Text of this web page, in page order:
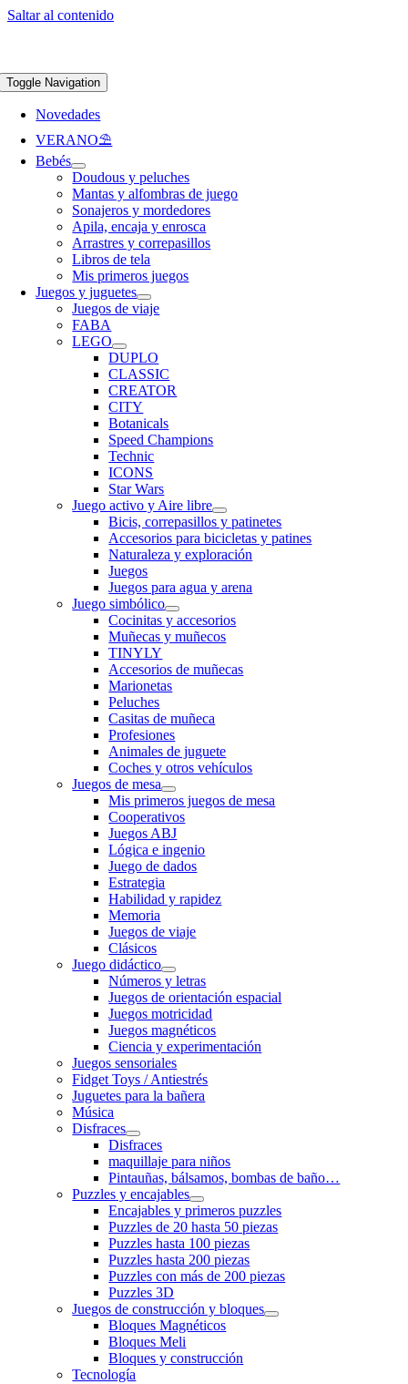
Saltar al contenido
Toggle Navigation
Novedades
VERANO⛱️​
Bebés
Doudous y peluches
Mantas y alfombras de juego
Sonajeros y mordedores
Apila, encaja y enrosca
Arrastres y correpasillos
Libros de tela
Mis primeros juegos
Juegos y juguetes
Juegos de viaje
FABA
LEGO
DUPLO
CLASSIC
CREATOR
CITY
Botanicals
Speed Champions
Technic
ICONS
Star Wars
Juego activo y Aire libre
Bicis, correpasillos y patinetes
Accesorios para bicicletas y patines
Naturaleza y exploración
Juegos
Juegos para agua y arena
Juego simbólico
Cocinitas y accesorios
Muñecas y muñecos
TINYLY
Accesorios de muñecas
Marionetas
Peluches
Casitas de muñeca
Profesiones
Animales de juguete
Coches y otros vehículos
Juegos de mesa
Mis primeros juegos de mesa
Cooperativos
Juegos ABJ
Lógica e ingenio
Juego de dados
Estrategia
Habilidad y rapidez
Memoria
Juegos de viaje
Clásicos
Juego didáctico
Números y letras
Juegos de orientación espacial
Juegos motricidad
Juegos magnéticos
Ciencia y experimentación
Juegos sensoriales
Fidget Toys / Antiestrés
Juguetes para la bañera
Música
Disfraces
Disfraces
maquillaje para niños
Pintauñas, bálsamos, bombas de baño…
Puzzles y encajables
Encajables y primeros puzzles
Puzzles de 20 hasta 50 piezas
Puzzles hasta 100 piezas
Puzzles hasta 200 piezas
Puzzles con más de 200 piezas
Puzzles 3D
Juegos de construcción y bloques
Bloques Magnéticos
Bloques Meli
Bloques y construcción
Tecnología